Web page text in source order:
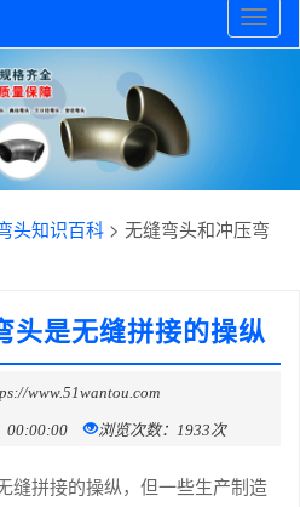
Toggle
头知识百科 > 无缝弯头和冲压弯
头是无缝拼接的操纵
www.51wantou.com
浏览次数：1933次
缝拼接的操纵，但一些生产制造